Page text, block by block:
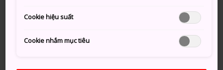
thiết kế bằng cách thu hút sự tham gia của các nhà
công chúng.
Cookie hiệu suất
Cookie nhắm mục tiêu